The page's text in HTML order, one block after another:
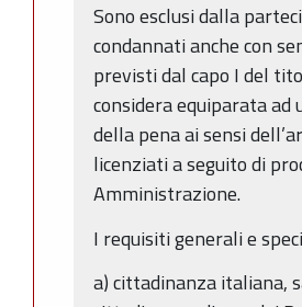
Sono esclusi dalla
condannati anche con
previsti dal capo I del
considera equiparata ad
della pena ai sensi
licenziati a seguito di
Amministrazione.
I requisiti generali e
a) cittadinanza italiana,